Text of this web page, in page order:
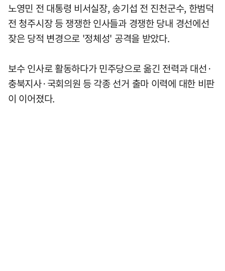
노영민 전 대통령 비서실장, 송기섭 전 진천군수, 한범덕
전 청주시장 등 쟁쟁한 인사들과 경쟁한 당내 경선에선
잦은 당적 변경으로 '정체성' 공격을 받았다.
보수 인사로 활동하다가 민주당으로 옮긴 전력과 대선·
충북지사·국회의원 등 각종 선거 출마 이력에 대한 비판
이 이어졌다.